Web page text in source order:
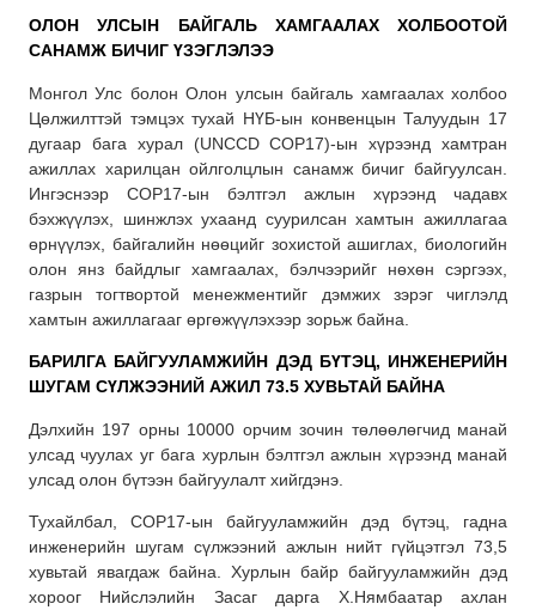
ОЛОН УЛСЫН БАЙГАЛЬ ХАМГААЛАХ ХОЛБООТОЙ
САНАМЖ БИЧИГ ҮЗЭГЛЭЛЭЭ
Монгол Улс болон Олон улсын байгаль хамгаалах холбоо
Цөлжилттэй тэмцэх тухай НҮБ-ын конвенцын Талуудын 17
дугаар бага хурал (UNCCD COP17)-ын хүрээнд хамтран
ажиллах харилцан ойлголцлын санамж бичиг байгуулсан.
Ингэснээр COP17-ын бэлтгэл ажлын хүрээнд чадавх
бэхжүүлэх, шинжлэх ухаанд суурилсан хамтын ажиллагаа
өрнүүлэх, байгалийн нөөцийг зохистой ашиглах, биологийн
олон янз байдлыг хамгаалах, бэлчээрийг нөхөн сэргээх,
газрын тогтвортой менежментийг дэмжих зэрэг чиглэлд
хамтын ажиллагааг өргөжүүлэхээр зорьж байна.
БАРИЛГА БАЙГУУЛАМЖИЙН ДЭД БҮТЭЦ, ИНЖЕНЕРИЙН
ШУГАМ СҮЛЖЭЭНИЙ АЖИЛ 73.5 ХУВЬТАЙ БАЙНА
Дэлхийн 197 орны 10000 орчим зочин төлөөлөгчид манай
улсад чуулах уг бага хурлын бэлтгэл ажлын хүрээнд манай
улсад олон бүтээн байгуулалт хийгдэнэ.
Тухайлбал, COP17-ын байгууламжийн дэд бүтэц, гадна
инженерийн шугам сүлжээний ажлын нийт гүйцэтгэл 73,5
хувьтай явагдаж байна. Хурлын байр байгууламжийн дэд
хороог Нийслэлийн Засаг дарга Х.Нямбаатар ахлан